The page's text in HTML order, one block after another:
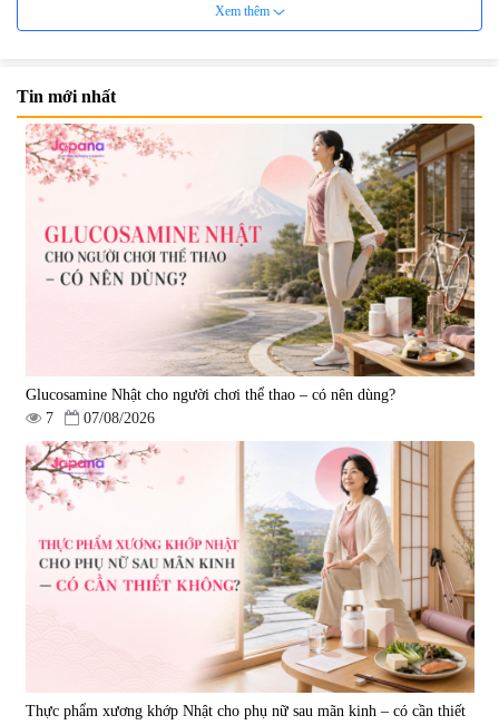
Viên uống bổ não Ribeto Shoji
|57.920
1.450.000 đ
Viên nang uống cải thiện thị lực,
trí nhớ DHA + EPA + Flaxseed
Oil 30 viên/gói - Date 02/2027
|52.346
225.000 đ
Tẩy tế bào chết Nichiei Bussan
Nano NMN+ Peeling Gel
|0
1.490.000 đ
Viên uống hỗ trợ bền thành
mạch, ngừa tai biến Elastin Plus
& Nattokinase Hokoen 80 viên
0
980.000 đ
Xem thêm
Tin mới nhất
Glucosamine Nhật cho người chơi thể thao – có nên dùng?
7
07/08/2026
Thực phẩm xương khớp Nhật cho phụ nữ sau mãn kinh – có cần thiết